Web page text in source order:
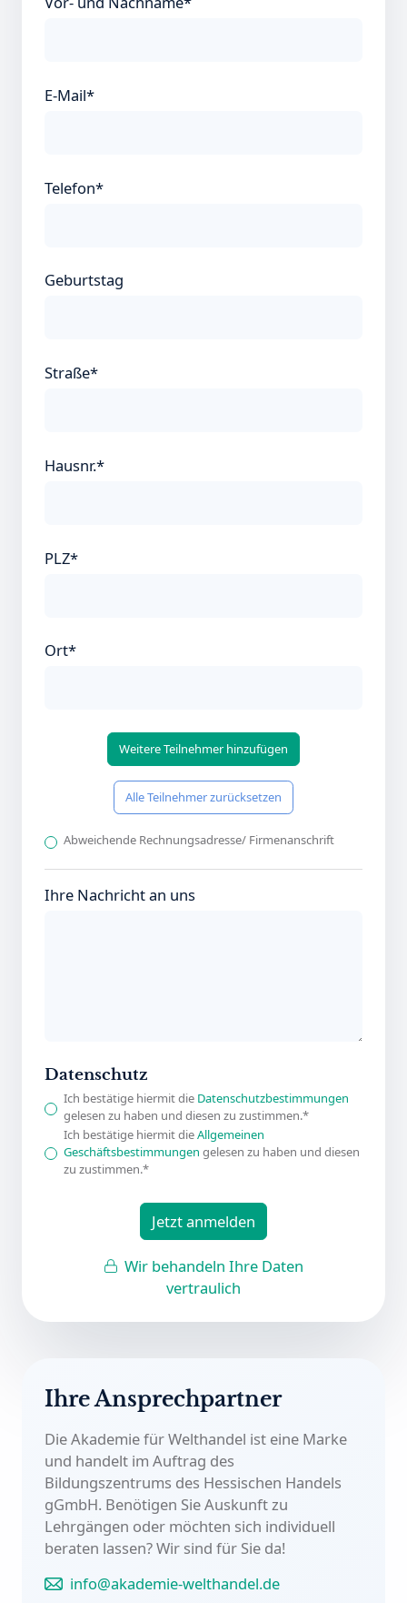
E-Mail*
Telefon*
Geburtstag
Straße*
Hausnr.*
PLZ*
Ort*
Abweichende Rechnungsadresse/ Firmenanschrift
Ihre Nachricht an uns
Datenschutz
Ich bestätige hiermit die Datenschutzbestimmungen
gelesen zu haben und diesen zu zustimmen.*
Ich bestätige hiermit dieAllgemeinen
Geschäftsbestimmungen gelesen zu haben und diesen
zu zustimmen.*
Jetzt anmelden
Wir behandeln Ihre Daten
vertraulich
Ihre Ansprechpartner
Die Akademie für Welthandel ist eine Marke
und handelt im Auftrag des
Bildungszentrums des Hessischen Handels
gGmbH. Benötigen Sie Auskunft zu
Lehrgängen oder möchten sich individuell
beraten lassen?Wir sind für Sie da!
info@akademie-welthandel.de